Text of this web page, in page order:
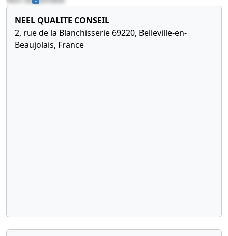
NEEL QUALITE CONSEIL
2, rue de la Blanchisserie 69220, Belleville-en-
Beaujolais, France